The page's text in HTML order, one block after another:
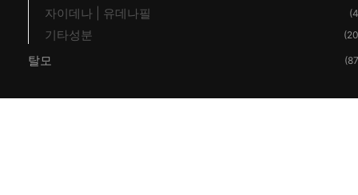
자이데나 | 유데나필
기타성분
탈모